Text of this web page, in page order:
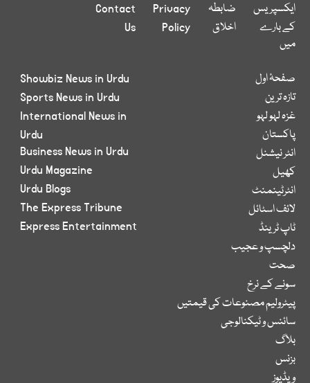
ایکسپریس
کے بارے
میں
ضابطہ
اخلاق
Privacy
Policy
Contact
Us
صفحۂ اول
تازہ ترین
غزہ لہو لہو
پاکستان
انٹر نیشنل
کھیل
انٹرٹینمنٹ
لائف اسٹائل
ٹاپ ٹرینڈ
دلچسپ و عجیب
صحت
سونے کے نرخ
پیٹرولیم مصنوعات کی قیمتیں
سائنس و ٹیکنالوجی
بلاگ
بزنس
ویڈیوز
Showbiz News in Urdu
Sports News in Urdu
International News in
Urdu
Business News in Urdu
Urdu Magazine
Urdu Blogs
The Express Tribune
Express Entertainment